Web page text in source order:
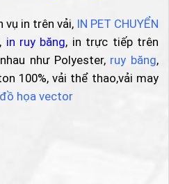
vụ in trên vải, IN PET CHUYỂN
in ruy băng, in trực tiếp trên
như Polyester, ruy băng,
100%, vải thể thao,vải may
đồ họa vector